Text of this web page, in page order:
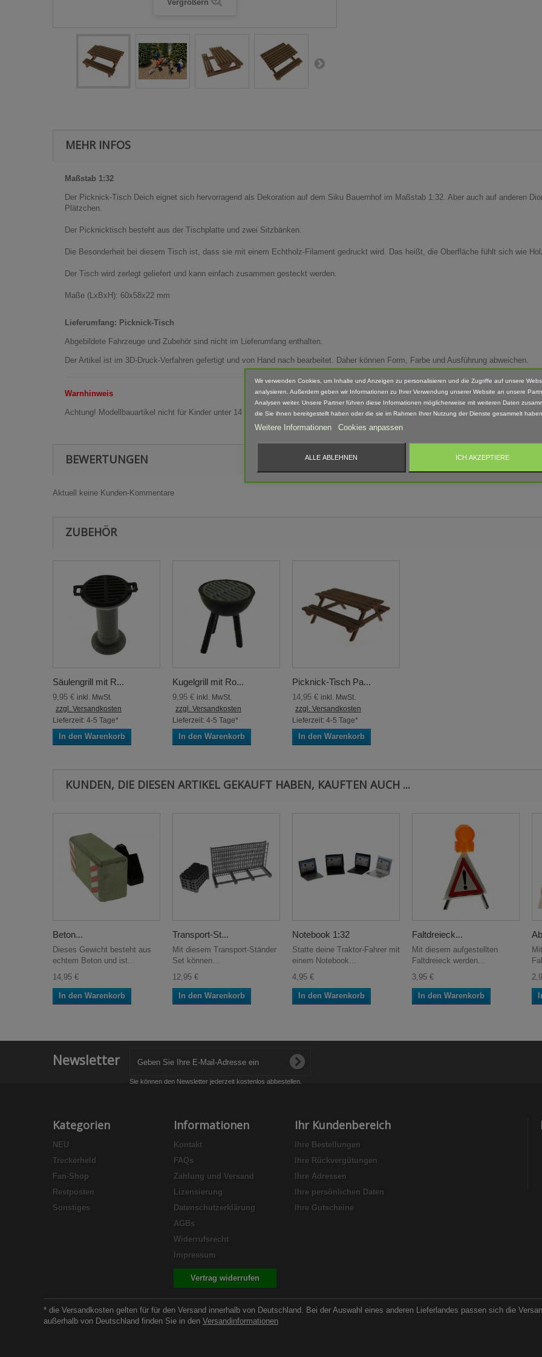
Vergrößern
MEHR INFOS
Maßstab 1:32
Der Picknick-Tisch Deich eignet sich hervorragend als Dekoration auf dem Siku Bauernhof im Maßstab 1:32. Aber auch auf anderen
Plätzchen.
Der Picknicktisch besteht aus der Tischplatte und zwei Sitzbänken.
Die Besonderheit bei diesem Tisch ist, dass sie mit einem Echtholz-Filament gedruckt wird. Das heißt, die Oberfläche fühlt sich wie
Der Tisch wird zerlegt geliefert und kann einfach zusammen gesteckt werden.
Maße (LxBxH): 60x58x22 mm
Lieferumfang: Picknick-Tisch
Abgebildete Fahrzeuge und Zubehör sind nicht im Lieferumfang enthalten.
Der Artikel ist im 3D-Druck-Verfahren gefertigt und von Hand nach bearbeitet. Daher können Form, Farbe und Ausführung abweichen.
Warnhinweis
Achtung! Modellbauartikel nicht für Kinder unter 14 Jahren geeignet! Erstickungsgefahr Aufgrund verschluckbarer und spitzer Kleinteile.
BEWERTUNGEN
Aktuell keine Kunden-Kommentare
ZUBEHÖR
Säulengrill mit R...
9,95 € inkl. MwSt.
zzgl. Versandkosten
Lieferzeit: 4-5 Tage*
In den Warenkorb
Kugelgrill mit Ro...
9,95 € inkl. MwSt.
zzgl. Versandkosten
Lieferzeit: 4-5 Tage*
In den Warenkorb
Picknick-Tisch Pa...
14,95 € inkl. MwSt.
zzgl. Versandkosten
Lieferzeit: 4-5 Tage*
In den Warenkorb
KUNDEN, DIE DIESEN ARTIKEL GEKAUFT HABEN, KAUFTEN AUCH ...
Beton...
Dieses Gewicht besteht aus
echtem Beton und ist...
14,95 €
In den Warenkorb
Transport-St...
Mit diesem Transport-Ständer
Set können...
12,95 €
In den Warenkorb
Notebook 1:32
Statte deine Traktor-Fahrer mit
einem Notebook...
4,95 €
In den Warenkorb
Faltdreieck...
Mit diesem aufgestellten
Faltdreieck werden...
3,95 €
In den Warenkorb
Newsletter
Sie können den Newsletter jederzeit kostenlos abbestellen.
Kategorien
NEU
Treckerheld
Fan-Shop
Restposten
Sonstiges
Informationen
Kontakt
FAQs
Zahlung und Versand
Lizensierung
Datenschutzerklärung
AGBs
Widerrufsrecht
Impressum
Vertrag widerrufen
Ihr Kundenbereich
Ihre Bestellungen
Ihre Rückvergütungen
Ihre Adressen
Ihre persönlichen Daten
Ihre Gutscheine
* die Versandkosten gelten für für den Versand innerhalb von Deutschland. Bei der Auswahl eines anderen Lieferlandes passen sich die
außerhalb von Deutschland finden Sie in den Versandinformationen
Wir verwenden Cookies, um Inhalte und Anzeigen zu personalisieren und die Zugriffe auf unsere
analysieren. Außerdem geben wir Informationen zu Ihrer Verwendung unserer Website an unsere
Analysen weiter. Unsere Partner führen diese Informationen möglicherweise mit weiteren Daten
die Sie ihnen bereitgestellt haben oder die sie im Rahmen Ihrer Nutzung der Dienste gesammelt haben.
Weitere Informationen Cookies anpassen
ALLE ABLEHNEN ICH AKZEPTIERE